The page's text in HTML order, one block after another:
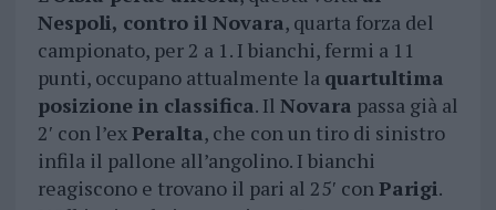
Nespoli, contro il Novara, quarta forza del
campionato, per 2 a 1. I bianchi, fermi a 11
punti, occupano attualmente la quartultima
posizione in classifica. Il Novara passa già al
2′ con l’exPeralta, che con un tiro di sinistro
infila il pallone all’angolino. I bianchi
reagiscono e trovano il pari al 25′ conParigi.